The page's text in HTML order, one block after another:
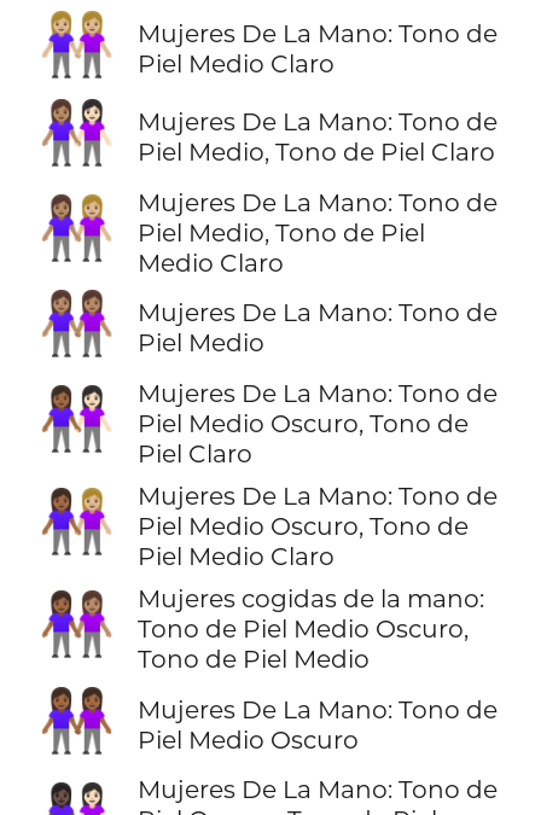
👭🏼
Mujeres De La Mano: Tono de
Piel Medio Claro
👩🏽‍🤝‍👩🏻
Mujeres De La Mano: Tono de
Piel Medio, Tono de Piel Claro
👩🏽‍🤝‍👩🏼
Mujeres De La Mano: Tono de
Piel Medio, Tono de Piel
Medio Claro
👭🏽
Mujeres De La Mano: Tono de
Piel Medio
👩🏾‍🤝‍👩🏻
Mujeres De La Mano: Tono de
Piel Medio Oscuro, Tono de
Piel Claro
👩🏾‍🤝‍👩🏼
Mujeres De La Mano: Tono de
Piel Medio Oscuro, Tono de
Piel Medio Claro
👩🏾‍🤝‍👩🏽
Mujeres cogidas de la mano:
Tono de Piel Medio Oscuro,
Tono de Piel Medio
👭🏾
Mujeres De La Mano: Tono de
Piel Medio Oscuro
Mujeres De La Mano: Tono de